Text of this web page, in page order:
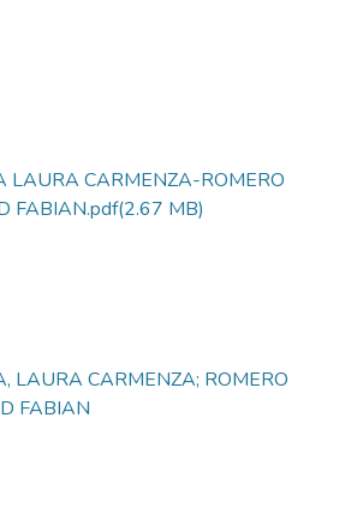
LAURA CARMENZA-ROMERO
FABIAN.pdf(2.67 MB)
LAURA CARMENZA; ROMERO
FABIAN